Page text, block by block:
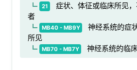
21
症状、体征或临床所见
者
MB40 - MB9Y
神经系统的症
所见
MB70 - MB7Y 神经系统的临